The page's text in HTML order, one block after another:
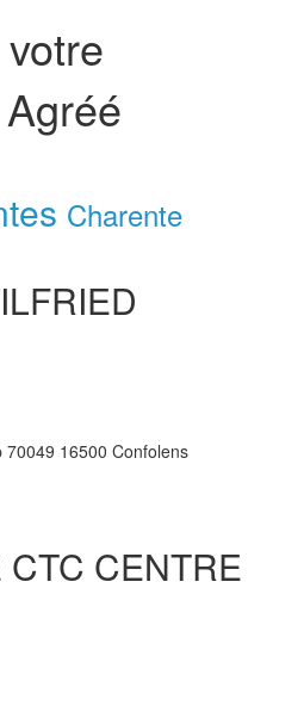
Charente
70049 16500 Confolens
CENTRE